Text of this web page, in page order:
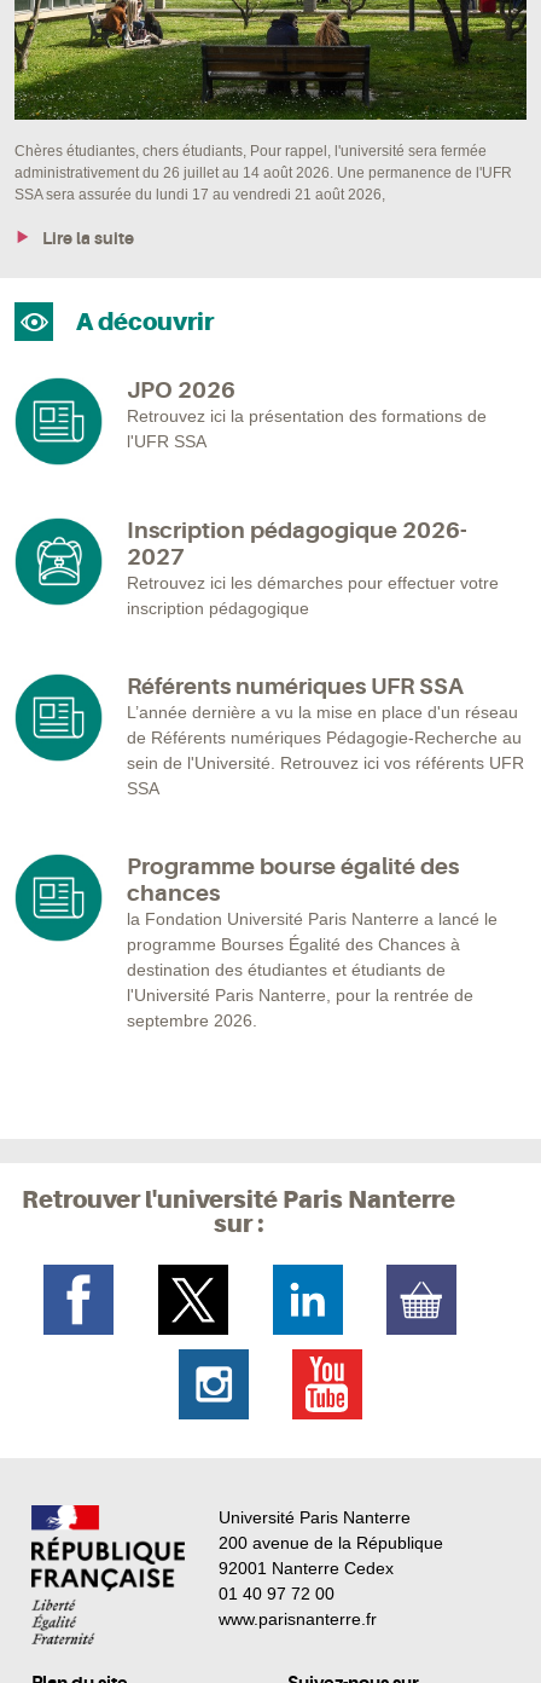
Chères étudiantes, chers étudiants, Pour rappel, l'université sera fermée
administrativement du 26 juillet au 14 août 2026. Une permanence de l'UFR
SSA sera assurée du lundi 17 au vendredi 21 août 2026,
Lire la suite
A découvrir
JPO 2026
Retrouvez ici la présentation des formations de
l'UFR SSA
Inscription pédagogique 2026-
2027
Retrouvez ici les démarches pour effectuer votre
inscription pédagogique
Référents numériques UFR SSA
L’année dernière a vu la mise en place d'un réseau
de Référents numériques Pédagogie-Recherche au
sein de l'Université. Retrouvez ici vos référents UFR
SSA
Programme bourse égalité des
chances
la Fondation Université Paris Nanterre a lancé le
programme Bourses Égalité des Chances à
destination des étudiantes et étudiants de
l'Université Paris Nanterre, pour la rentrée de
septembre 2026.
Retrouver l'université Paris Nanterre
sur :
Université Paris Nanterre
200 avenue de la République
92001 Nanterre Cedex
01 40 97 72 00
www.parisnanterre.fr